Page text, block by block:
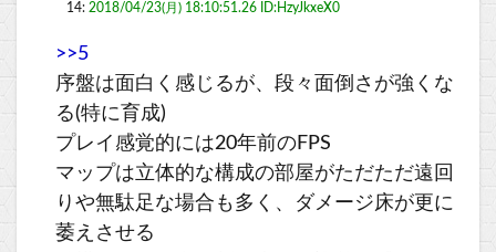
14: 2018/04/23(月) 18:10:51.26 ID:HzyJkxeX0
>>5
序盤は面白く感じるが、段々面倒さが強くな
る(特に育成)
プレイ感覚的には20年前のFPS
マップは立体的な構成の部屋がただただ遠回
りや無駄足な場合も多く、ダメージ床が更に
萎えさせる